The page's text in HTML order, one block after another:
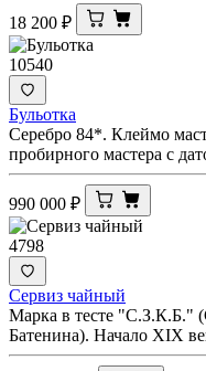
18 200 ₽
10540
Бульотка
Серебро 84*. Клеймо
пробирного мастера с
990 000 ₽
4798
Сервиз чайный
Марка в тесте "С.З.К.Б."
Батенина). Начало XIX